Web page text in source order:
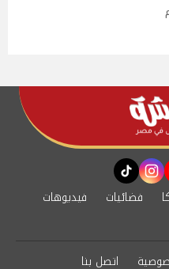
instagram
tiktok
فضائيات
فيديوهات
اتصل بنا